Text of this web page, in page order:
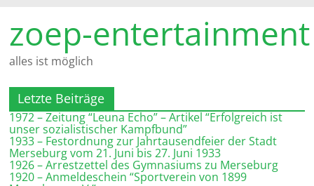
Inhalt
springen
zoep-entertainment
alles ist möglich
Letzte Beiträge
1972 – Zeitung “Leuna Echo” – Artikel “Erfolgreich ist
unser sozialistischer Kampfbund”
1933 – Festordnung zur Jahrtausendfeier der Stadt
Merseburg vom 21. Juni bis 27. Juni 1933
1926 – Arrestzettel des Gymnasiums zu Merseburg
1920 – Anmeldeschein “Sportverein von 1899